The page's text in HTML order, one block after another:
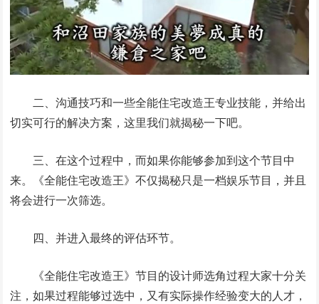
二、沟通技巧和一些全能住宅改造王专业技能，并给出
切实可行的解决方案，这里我们就揭秘一下吧。
三、在这个过程中，而如果你能够参加到这个节目中
来。《全能住宅改造王》不仅揭秘只是一档娱乐节目，并且
将会进行一次筛选。
四、并进入最终的评估环节。
《全能住宅改造王》节目的设计师选角过程大家十分关
注，如果过程能够过选中，又有实际操作经验变大的人才，